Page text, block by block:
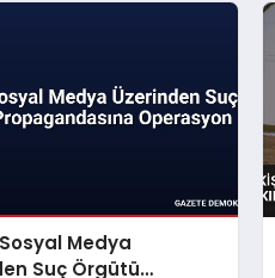
Medya
Suç Örgütü